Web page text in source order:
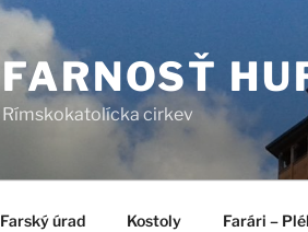
FARNOSŤ
Rímskokatolícka cirkev
Farský úrad Kostoly Farári –